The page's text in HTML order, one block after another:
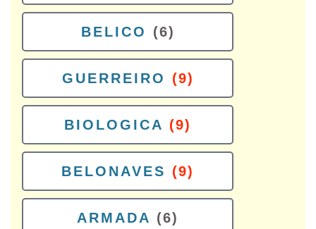
BELICO (6)
GUERREIRO (9)
BIOLOGICA (9)
BELONAVES (9)
ARMADA (6)